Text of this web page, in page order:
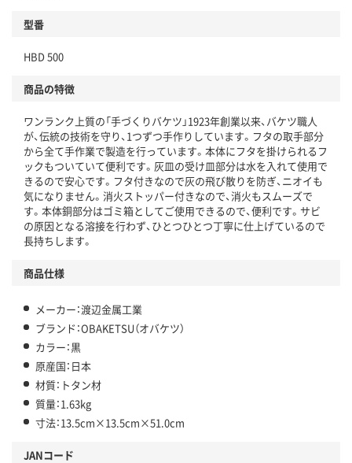
型番
HBD 500
商品の特徴
ワンランク上質の「手づくりバケツ」1923年創業以来、バケツ職人
が、伝統の技術を守り、1つずつ手作りしています。フタの取手部分
から全て手作業で製造を行っています。本体にフタを掛けられるフ
ックもついていて便利です。灰皿の受け皿部分は水を入れて使用で
きるので安心です。フタ付きなので灰の飛び散りを防ぎ、ニオイも
気になりません。消火ストッパー付きなので、消火もスムーズで
す。本体銅部分はゴミ箱としてご使用できるので、便利です。サビ
の原因となる溶接を行わず、ひとつひとつ丁寧に仕上げているので
長持ちします。
商品仕様
メーカー：渡辺金属工業
ブランド：OBAKETSU（オバケツ）
カラー：黒
原産国：日本
材質：トタン材
質量：1.63kg
寸法：13.5cm×13.5cm×51.0cm
JANコード